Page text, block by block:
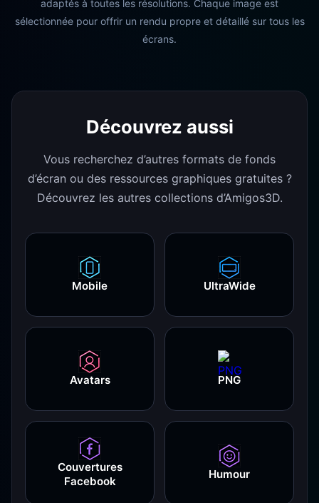
adaptés à toutes les résolutions. Chaque image est
sélectionnée pour offrir un rendu propre et détaillé sur tous les
écrans.
Découvrez aussi
Vous recherchez d’autres formats de fonds
d’écran ou des ressources graphiques gratuites ?
Découvrez les autres collections d’Amigos3D.
Mobile UltraWide
Avatars PNG
Couvertures
Facebook
Humour